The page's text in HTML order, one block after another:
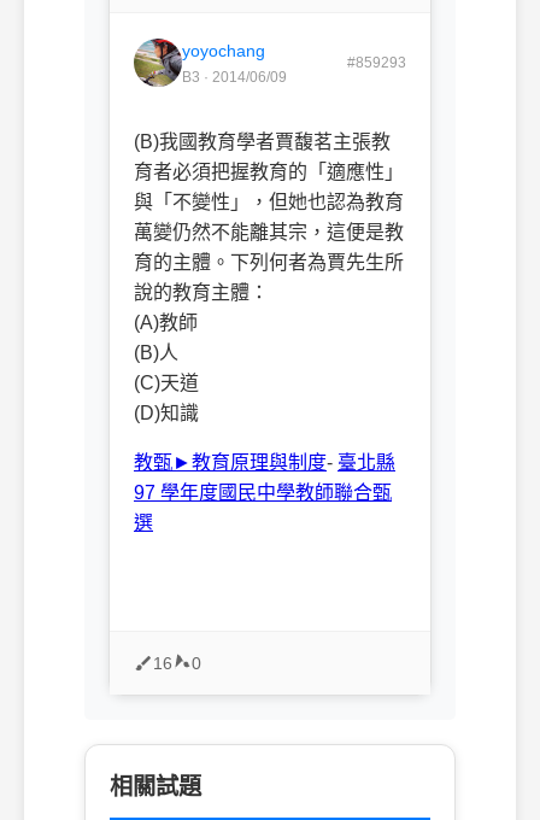
yoyochang
B3 · 2014/06/09
#859293
(B)我國教育學者賈馥茗主張教
育者必須把握教育的「適應性」
與「不變性」，但她也認為教育
萬變仍然不能離其宗，這便是教
育的主體。下列何者為賈先生所
說的教育主體：
(A)教師
(B)人
(C)天道
(D)知識
教甄►教育原理與制度- 臺北縣
97 學年度國民中學教師聯合甄
選
16 0
相關試題